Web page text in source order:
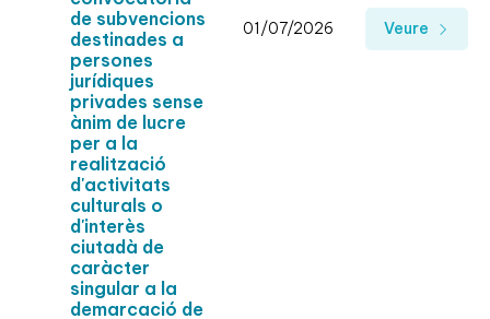
de subvencions
destinades a
persones
jurídiques
privades sense
ànim de lucre
per a la
realització
d'activitats
culturals o
d'interès
ciutadà de
caràcter
singular a la
demarcació de
01/07/2026 Veure